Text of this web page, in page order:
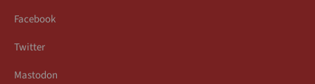
Facebook
Twitter
Mastodon